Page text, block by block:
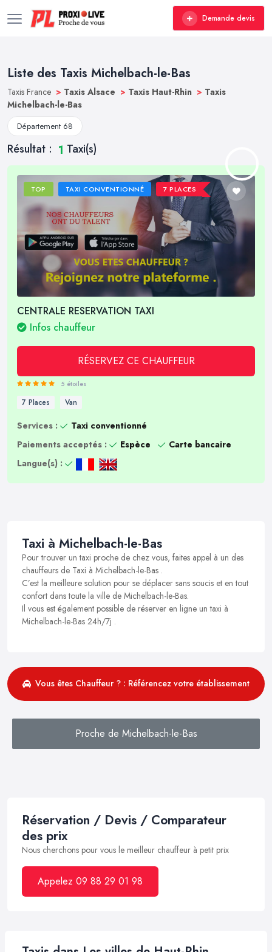
Demande devis
Liste des Taxis Michelbach-le-Bas
Taxis France > Taxis Alsace > Taxis Haut-Rhin > Taxis
Michelbach-le-Bas
Département 68
Résultat : 1 Taxi(s)
TOP TAXI CONVENTIONNÉ 7 PLACES
CENTRALE RESERVATION TAXI
Infos chauffeur
RÉSERVEZ CE CHAUFFEUR
5 étoiles
7 Places Van
Services :
Taxi conventionné
Paiements acceptés :
Espèce
Carte bancaire
Langue(s) :
Taxi à Michelbach-le-Bas
Pour trouver un taxi proche de chez vous, faites appel à un des
chauffeurs de Taxi à Michelbach-le-Bas .
C’est la meilleure solution pour se déplacer sans soucis et en tout
confort dans toute la ville de Michelbach-le-Bas.
Il vous est également possible de réserver en ligne un taxi à
Michelbach-le-Bas 24h/7j .
Vous êtes Chauffeur ? : Référencez votre établissement
Proche de Michelbach-le-Bas
Réservation / Devis / Comparateur
des prix
Nous cherchons pour vous le meilleur chauffeur à petit prix
Appelez 09 88 29 01 98